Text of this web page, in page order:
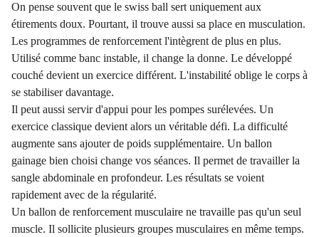
On pense souvent que le swiss ball sert uniquement aux
étirements doux. Pourtant, il trouve aussi sa place en musculation.
Les programmes de renforcement l'intègrent de plus en plus.
Utilisé comme banc instable, il change la donne. Le développé
couché devient un exercice différent. L'instabilité oblige le corps à
se stabiliser davantage.
Il peut aussi servir d'appui pour les pompes surélevées. Un
exercice classique devient alors un véritable défi. La difficulté
augmente sans ajouter de poids supplémentaire. Un ballon
gainage bien choisi change vos séances. Il permet de travailler la
sangle abdominale en profondeur. Les résultats se voient
rapidement avec de la régularité.
Un ballon de renforcement musculaire ne travaille pas qu'un seul
muscle. Il sollicite plusieurs groupes musculaires en même temps.